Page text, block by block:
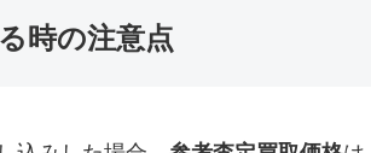
時の注意点